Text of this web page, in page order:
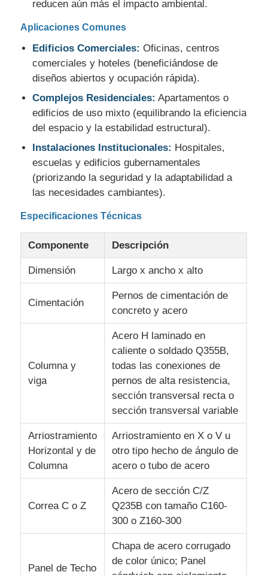
reducen aún más el impacto ambiental.
Aplicaciones Comunes
Edificios Comerciales: Oficinas, centros
comerciales y hoteles (beneficiándose de
diseños abiertos y ocupación rápida).
Complejos Residenciales: Apartamentos o
edificios de uso mixto (equilibrando la eficiencia
del espacio y la estabilidad estructural).
Instalaciones Institucionales: Hospitales,
escuelas y edificios gubernamentales
(priorizando la seguridad y la adaptabilidad a
las necesidades cambiantes).
Especificaciones Técnicas
Componente Descripción
Dimensión Largo x ancho x alto
Cimentación
Pernos de cimentación de
concreto y acero
Columna y
viga
Acero H laminado en
caliente o soldado Q355B,
todas las conexiones de
pernos de alta resistencia,
sección transversal recta o
sección transversal variable
Arriostramiento
Horizontal y de
Columna
Arriostramiento en X o V u
otro tipo hecho de ángulo de
acero o tubo de acero
Correa C o Z
Acero de sección C/Z
Q235B con tamaño C160-
300 o Z160-300
Panel de Techo
Chapa de acero corrugado
de color único; Panel